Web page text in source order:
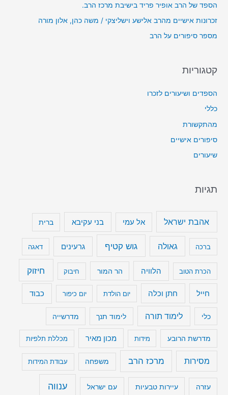
והספד של הרב אופיר פריד בישיבת מרכז הרב.
זכרונות אישיים מהרב אלישע וישליצקי / משה כהן, אלון מורה
מספר סיפורים על הרב
קטגוריות
הספדים ושיעורים לזכרו
כללי
מהתקשורת
סיפורים אישיים
שיעורים
תגיות
אהבת ישראל אל עמי בני עקיבא ברית
ברכה גאולה גוש קטיף גרעינים דאגה
הכרת הטוב הלוויה הר המור חיבוק חיזוק
חייל חתן וכלה יום הולדת יום כיפור כבוד
כלי לימוד תורה לימוד תנך מדרשייה
מדרשת הרובע מידות מכון מאיר מכללת תלפיות
מסירות מרכז הרב משפחה עבודת המידות
עזרה עיירות טבעיות עם ישראל ענווה